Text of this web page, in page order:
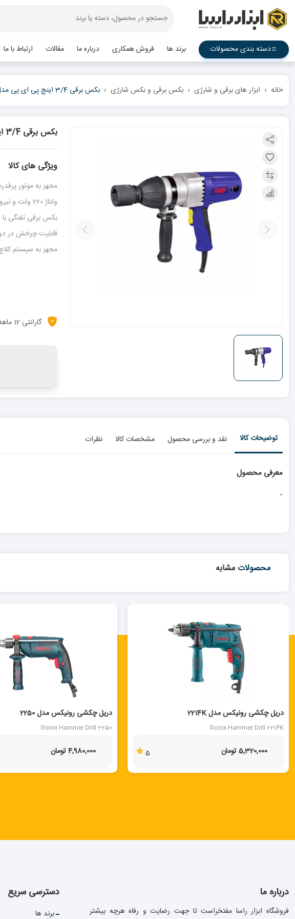
دسته بندی محصولات برند ها فروش همکاری درباره ما مقالات ارتباط با ما
خانه ابزار های برقی و شارژی بکس برقی و بکس شارژی بکس برقی 3/4 اینچ پی ای پی مدل IW-2460
بکس برقی 3/4 اینچ پی ای پی مدل IW-2460
ویژگی های کالا
مجهز به موتور پرقدرت 600 وات متشکل از آرمیچر و بالشتک
ولتاژ 220 ولت و نیروی گشتاور 600 نیوتن متر
بکس برقی تفنگی با درایو 3/4 اینچ
قابلیت چرخش در
مجهز به سیستم
گارانتی 12 ماهه پی ای پی
توضیحات کالا نقد و بررسی محصول مشخصات کالا نظرات
معرفی محصول
-
محصولات مشابه
دریل چکشی رونیکس مدل 2214K
Ronix Hammer Drill 2214K
5,320,000 تومان 5
دریل چکشی رونیکس مدل 2250
Ronix Hammer Drill 2250
4,980,000 تومان
درباره ما
فروشگاه ابزار راسا مفتخراست تا جهت رضایت و رفاه هرچه بیشتر
دسترسی سریع
برند ها